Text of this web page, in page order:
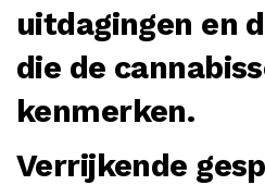
uitdagingen en
die de
kenmerken.
Verrijkende